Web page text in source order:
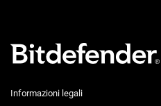
Informazioni legali